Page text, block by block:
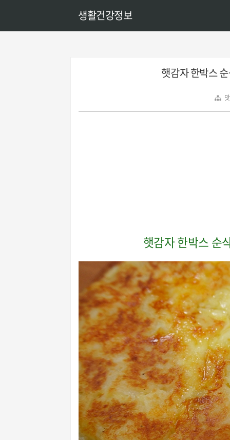
생활건강정보
햇감자 한박스
햇감자 한박스 순